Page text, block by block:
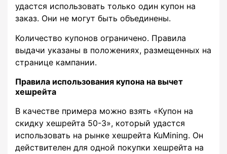
удастся использовать только один купон на
заказ. Они не могут быть объединены.
Количество купонов ограничено. Правила
выдачи указаны в положениях, размещенных на
странице кампании.
Правила использования купона на вычет
хешрейта
В качестве примера можно взять «Купон на
скидку хешрейта 50-3», который удастся
использовать на рынке хешрейта KuMining. Он
действителен для одной покупки хешрейта на